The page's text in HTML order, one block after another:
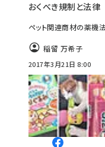
おくべき規制と法律
ペット関連商材の薬機
稲留 万希子
2017年3月21日 8:00